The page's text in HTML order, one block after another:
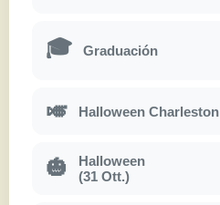
🎓 Graduación
🎺 Halloween Charleston
🎃
Halloween
(31 Ott.)